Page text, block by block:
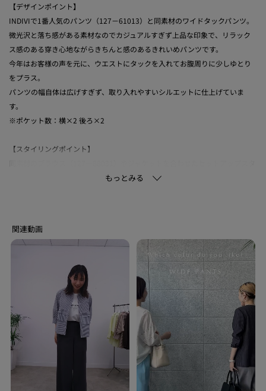
【デザインポイント】
INDIVIで1番人気のパンツ（127－61013）と同素材のワイドタックパンツ。
微光沢と落ち感がある素材なのでカジュアルすぎず上品な印象で、リラック
ス感のある穿き心地ながらきちんと感のあるきれいめパンツです。
今年はお客様の声を元に、ウエストにタックを入れてお腹周りに少しゆとり
をプラス。
パンツの幅自体は広げすぎず、取り入れやすいシルエットに仕上げていま
す。
※ポケット数：横×2 後ろ×2
【スタイリングポイント】
【素材ポイント】
強撚糸を使用することでキュプラ本来の光沢感を抑え、深みのある発色と微
光沢性を持たせた良質素材です。
シボ感とさらりとした独特の風合があります。
ストレッチ性があり、着心地にもこだわった機能性の高い素材です。
※オフホワイト（003） ライトグレー（011）のみ裏地あり
※裏地のない部分はやや透け感があります。